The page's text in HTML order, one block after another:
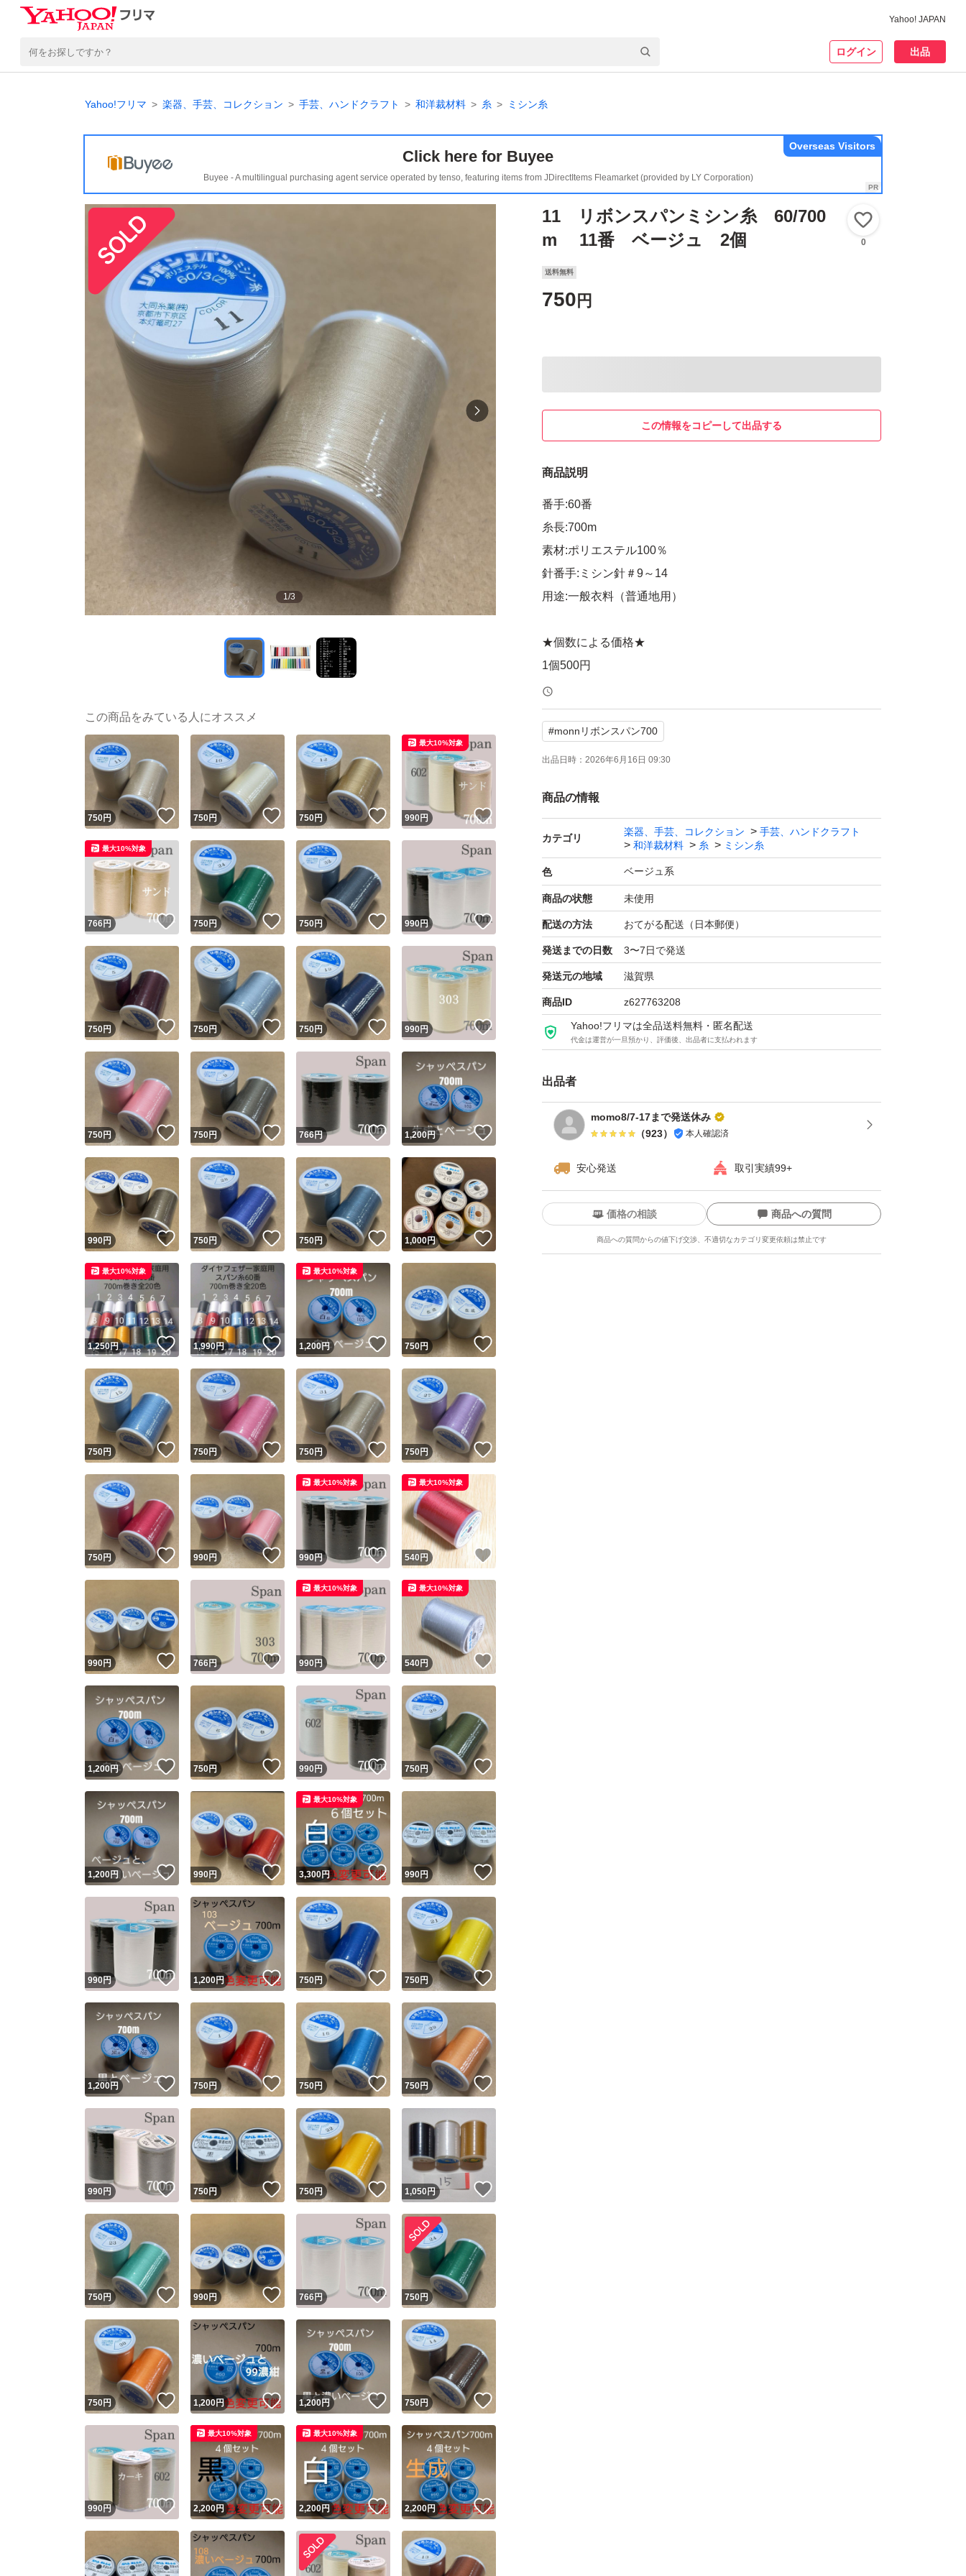
Yahoo! JAPAN
ログイン 出品
Yahoo!フリマ 楽器、手芸、コレクション 手芸、ハンドクラフト 和洋裁材料 糸 ミシン糸
Click here for Buyee
Buyee - A multilingual purchasing agent service operated by tenso, featuring items from JDirectItems Fleamarket (provided by LY Corporation)
Overseas Visitors
1/3
11 リボンスパンミシン糸 60/700
m 11番 ベージュ 2個
0
送料無料
750 円
この情報をコピーして出品する
商品説明
番手:60番
糸長:700m
素材:ポリエステル100％
針番手:ミシン針＃9～14
用途:一般衣料（普通地用）
★個数による価格★
1個500円
2個750円
3個990円
4個1240円
5個1450円
7個1750円
10個～1個220円×個数で計算いたします。
在庫は沢山ございます。色の組み合わせ変更OKです！
写真では色味が異なります。ご注意下さい。
monnリボンスパン700
#monnリボンスパン700
出品日時： 2026年6月16日 09:30
商品の情報
カテゴリ
楽器、手芸、コレクション
手芸、ハンドクラフト
和洋裁材料
糸 ミシン糸
色 ベージュ系
商品の状態 未使用
配送の方法 おてがる配送（日本郵便）
発送までの日数 3〜7日で発送
発送元の地域 滋賀県
商品ID z627763208
Yahoo!フリマは全品送料無料・匿名配送
代金は運営が一旦預かり、評価後、出品者に支払われます
出品者
momo8/7-17まで発送休み
（923） 本人確認済
安心発送 取引実績99+
ユーザーの実績について
Yahoo!フリマが定めた一定の基準を満たしたユーザーにバッジを付与しています
安心取引出品者
安心取引出品者 Yahoo!フリマの基準をクリアした安心・安全なユーザーです
取引実績
このユーザーはYahoo!フリマの取引を完了させた実績があります
他フリマ実績◯+ このユーザーは他フリマサービスでの取引実績があります
スピード&安心発送
※このバッジは実績に基づく表示であり、発送を保証しているものではありません
スピード＆安心発送
このユーザーは高頻度で24時間以内＆設定した発送日数内に発送してい
ます
スピード発送 このユーザーは高頻度で24時間以内に発送しています
安心発送 このユーザーは設定した発送日数内に発送しています
価格の相談 商品への質問
商品への質問からの値下げ交渉、不適切なカテゴリ変更依頼は禁止です
この商品の情報をコピーします
商品画像の無断転載は禁止 されています
コピーは1商品につき1回です
出品ページへ
この商品をみている人にオススメ
750円 いいね！
750円 いいね！
750円 いいね！
990円
最大10%対象
766円 いいね！
最大10%対象
750円 いいね！
750円 いいね！
990円
750円 いいね！
750円 いいね！
750円 いいね！
990円
750円 いいね！
750円 いいね！
766円 いいね！
1,200円
990円 いいね！
750円 いいね！
750円 いいね！
1,000円
1,250円 いいね！
最大10%対象
1,990円 いいね！
1,200円 いいね！
最大10%対象
750円
750円 いいね！
750円 いいね！
750円 いいね！
750円
750円 いいね！
990円 いいね！
990円 いいね！
最大10%対象
540円
最大10%対象
990円 いいね！
766円 いいね！
990円 いいね！
最大10%対象
540円
最大10%対象
1,200円 いいね！
750円 いいね！
990円 いいね！
750円
1,200円 いいね！
990円 いいね！
3,300円 いいね！
最大10%対象
990円 いいね！
990円 いいね！
1,200円 いいね！
750円 いいね！
750円
1,200円 いいね！
750円 いいね！
750円 いいね！
750円
990円 いいね！
750円 いいね！
750円 いいね！
1,050円
750円 いいね！
990円 いいね！
766円 いいね！
750円
750円 いいね！
1,200円 いいね！
1,200円 いいね！
750円
990円 いいね！
2,200円 いいね！
最大10%対象
2,200円 いいね！
最大10%対象
2,200円 いいね！